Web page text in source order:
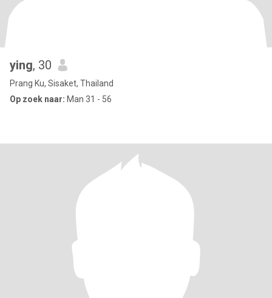
ying, 30
Prang Ku, Sisaket, Thailand
Op zoek naar: Man 31 - 56